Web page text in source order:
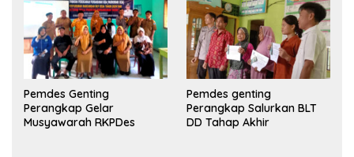
Pemdes Genting
Perangkap Gelar
Musyawarah RKPDes
Pemdes genting
Perangkap Salurkan BLT
DD Tahap Akhir